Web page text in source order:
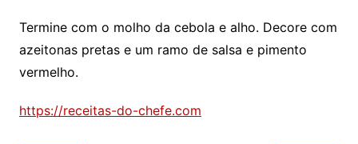
Termine com o molho da cebola e alho. Decore com
azeitonas pretas e um ramo de salsa e pimento
vermelho.
https://receitas-do-chefe.com